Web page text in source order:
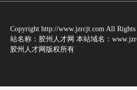
Copyright http://www.jzrcjt.com All Rights
站名称：胶州人才网 本站域名：
胶州人才网版权所有